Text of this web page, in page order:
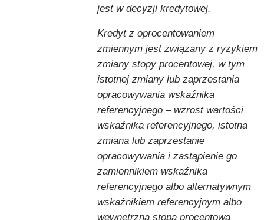
jest w decyzji kredytowej.
Kredyt z oprocentowaniem
zmiennym jest związany z ryzykiem
zmiany stopy procentowej, w tym
istotnej zmiany lub zaprzestania
opracowywania wskaźnika
referencyjnego – wzrost wartości
wskaźnika referencyjnego, istotna
zmiana lub zaprzestanie
opracowywania i zastąpienie go
zamiennikiem wskaźnika
referencyjnego albo alternatywnym
wskaźnikiem referencyjnym albo
wewnętrzną stopą procentową